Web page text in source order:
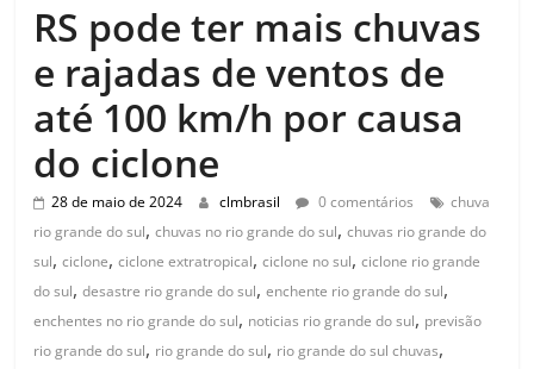
RS pode ter mais chuvas
e rajadas de ventos de
até 100 km/h por causa
do ciclone
28 de maio de 2024 clmbrasil 0 comentários
chuva
rio grande do sul,chuvas no rio grande do sul,chuvas rio grande do
sul,ciclone,ciclone extratropical,ciclone no sul,ciclone rio grande
do sul,desastre rio grande do sul,enchente rio grande do sul,
enchentes no rio grande do sul, noticias rio grande do sul, previsão
rio grande do sul, rio grande do sul, rio grande do sul chuvas,